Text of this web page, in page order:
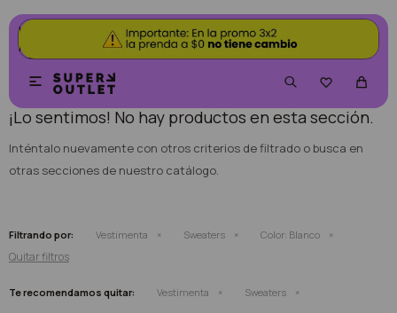

 NO SE HAN RECUPERADO PRODUCTOS
¡Lo sentimos! No hay productos en esta sección.
Inténtalo nuevamente con otros criterios de filtrado o busca en
otras secciones de nuestro catálogo.
Filtrando por: Vestimenta Sweaters Color: Blanco
Quitar filtros
Te recomendamos quitar: Vestimenta Sweaters